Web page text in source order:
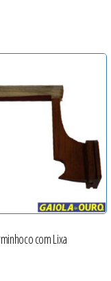
com Lixa